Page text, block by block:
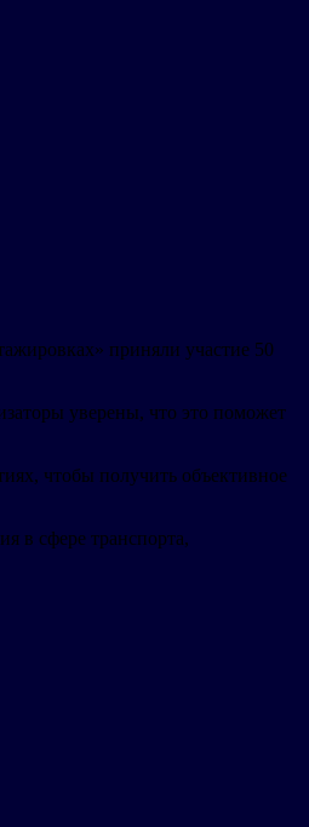
приняли участие 50
уверены, что это поможет
чтобы получить объективное
в сфере транспорта,